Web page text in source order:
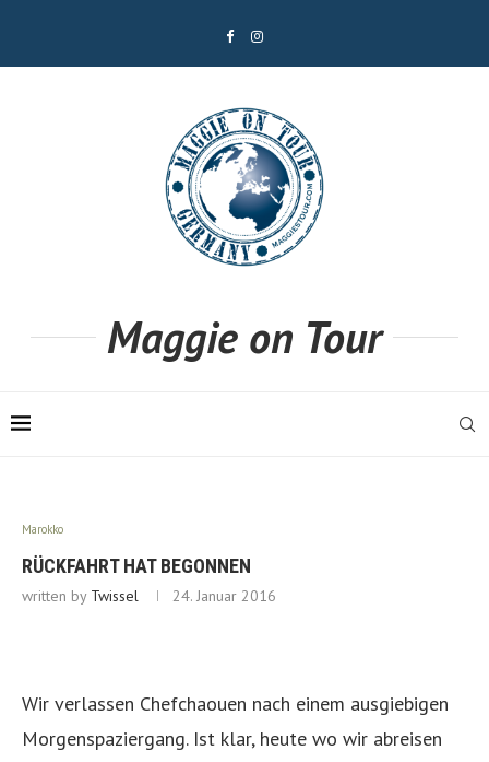
Maggie on Tour
Marokko
RÜCKFAHRT HAT BEGONNEN
written by Twissel 24. Januar 2016
Wir verlassen Chefchaouen nach einem ausgiebigen
Morgenspaziergang. Ist klar, heute wo wir abreisen